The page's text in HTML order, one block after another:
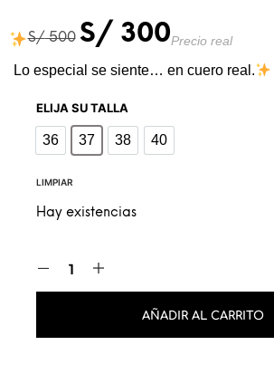
S/500 S/ 300Precio real
Lo especial se siente… en cuero real.
ELIJA SU TALLA
36
36
37
37
38
38
40
40
LIMPIAR
Hay existencias
AÑADIR AL CARRITO